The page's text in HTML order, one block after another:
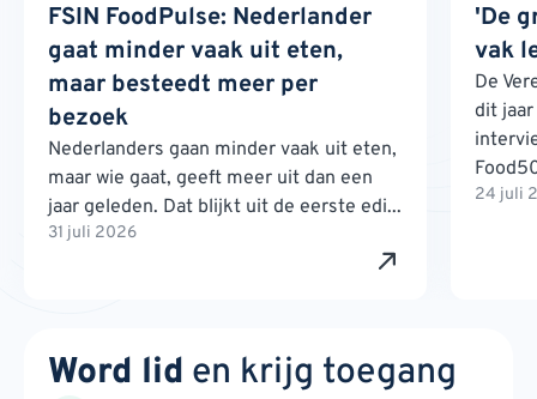
FSIN FoodPulse: Nederlander
gaat minder vaak uit eten,
maar besteedt meer per
bezoek
Nederlanders gaan minder vaak uit eten,
maar wie gaat, geeft meer uit dan een
jaar geleden. Dat blijkt uit de eerste edi...
31 juli 2026
'De
vak
De
dit
24 juli
Word lid en krijg toegang